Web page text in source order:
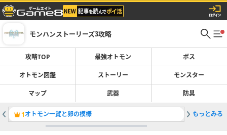
モンハンストーリーズ3攻略
攻略TOP 最強オトモン ボス
オトモン図鑑 ストーリー モンスター
マップ 武器 防具
1オトモン一覧と卵の模様 2侵獣の
もっとみる